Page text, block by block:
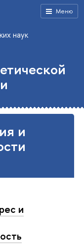
Меню
наук
и
и